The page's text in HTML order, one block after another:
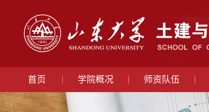
首页 学院概况 师资队伍